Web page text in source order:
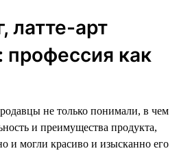
латте-арт
профессия как
не только понимали, в чем
и преимущества продукта,
и могли красиво и изысканно его